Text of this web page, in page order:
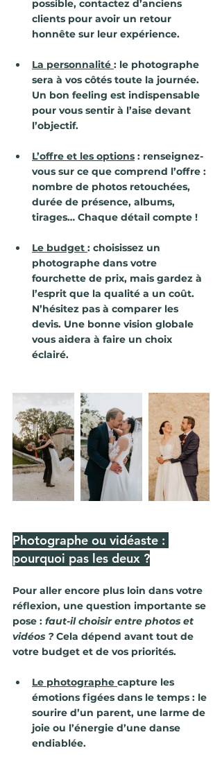
possible, contactez d’anciens
clients pour avoir un retour
honnête sur leur expérience.
La personnalité : le photographe
sera à vos côtés toute la journée.
Un bon feeling est indispensable
pour vous sentir à l’aise devant
l’objectif.
L’offre et les options : renseignez-
vous sur ce que comprend l’offre :
nombre de photos retouchées,
durée de présence, albums,
tirages… Chaque détail compte !
Le budget : choisissez un
photographe dans votre
fourchette de prix, mais gardez à
l’esprit que la qualité a un coût.
N’hésitez pas à comparer les
devis. Une bonne vision globale
vous aidera à faire un choix
éclairé.
Photographe ou vidéaste :
pourquoi pas les deux ?
Pour aller encore plus loin dans votre
réflexion, une question importante se
pose : faut-il choisir entre photos et
vidéos ? Cela dépend avant tout de
votre budget et de vos priorités.
Le photographe capture les
émotions figées dans le temps : le
sourire d’un parent, une larme de
joie ou l’énergie d’une danse
endiablée.